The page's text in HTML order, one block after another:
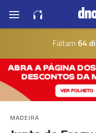
Faltam 64
MADEIRA